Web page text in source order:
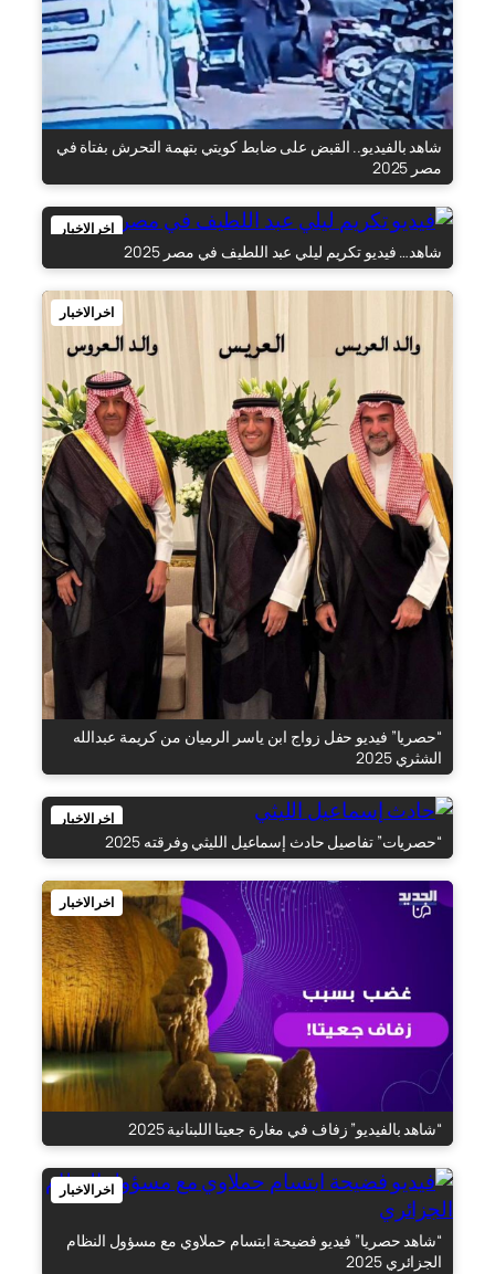
شاهد بالفيديو.. القبض على ضابط كويتي بتهمة التحرش بفتاة في
مصر 2025
اخر الاخبار
شاهد… فيديو تكريم ليلي عبد اللطيف في مصر 2025
اخر الاخبار
“حصريا” فيديو حفل زواج ابن ياسر الرميان من كريمة عبدالله
الشثري 2025
اخر الاخبار
“حصريات” تفاصيل حادث إسماعيل الليثي وفرقته 2025
اخر الاخبار
“شاهد بالفيديو” زفاف في مغارة جعيتا اللبنانية 2025
اخر الاخبار
“شاهد حصريا” فيديو فضيحة ابتسام حملاوي مع مسؤول النظام
الجزائري 2025